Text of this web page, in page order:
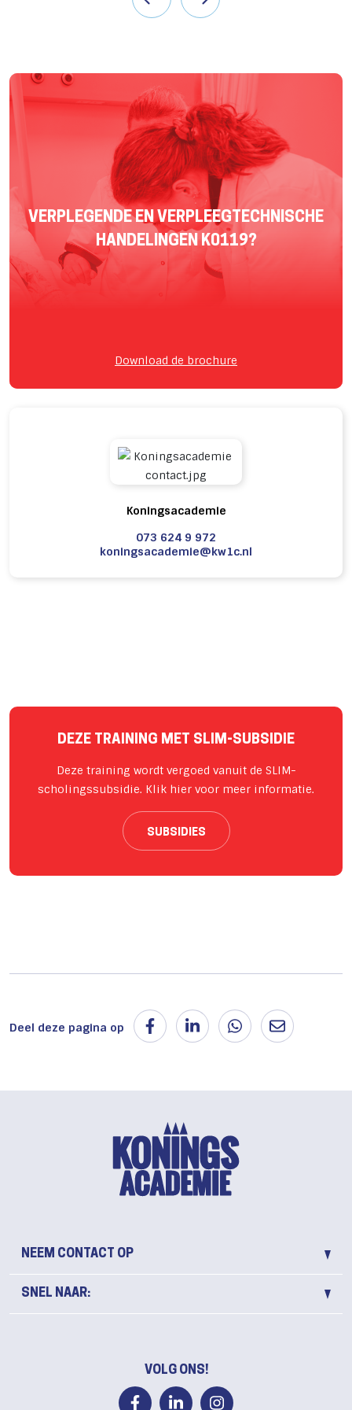
VERPLEGENDE EN VERPLEEG­TECHNISCHE
HANDELINGEN K0119?
Download de brochure
Koningsacademie
073 624 9 972
koningsacademie@kw1c.nl
DEZE TRAINING MET SLIM-SUBSIDIE
Deze training wordt vergoed vanuit de SLIM-
scholingssubsidie. Klik hier voor meer informatie.
SUBSIDIES
Deel deze pagina op
NEEM CONTACT OP
SNEL NAAR:
VOLG ONS!